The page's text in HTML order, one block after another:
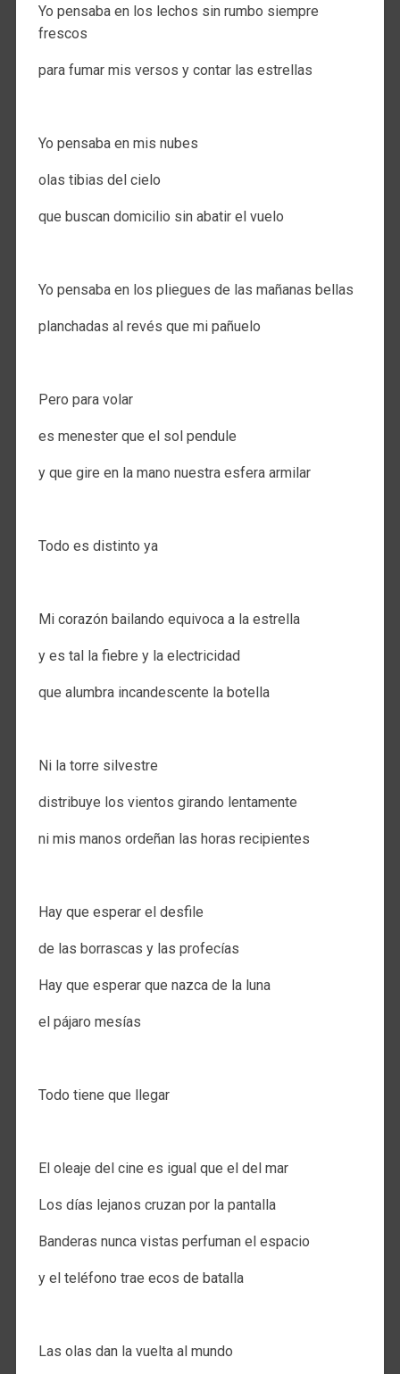
Yo pensaba en los lechos sin rumbo siempre
frescos
para fumar mis versos y contar las estrellas
Yo pensaba en mis nubes
olas tibias del cielo
que buscan domicilio sin abatir el vuelo
Yo pensaba en los pliegues de las mañanas bellas
planchadas al revés que mi pañuelo
Pero para volar
es menester que el sol pendule
y que gire en la mano nuestra esfera armilar
Todo es distinto ya
Mi corazón bailando equivoca a la estrella
y es tal la fiebre y la electricidad
que alumbra incandescente la botella
Ni la torre silvestre
distribuye los vientos girando lentamente
ni mis manos ordeñan las horas recipientes
Hay que esperar el desfile
de las borrascas y las profecías
Hay que esperar que nazca de la luna
el pájaro mesías
Todo tiene que llegar
El oleaje del cine es igual que el del mar
Los días lejanos cruzan por la pantalla
Banderas nunca vistas perfuman el espacio
y el teléfono trae ecos de batalla
Las olas dan la vuelta al mundo